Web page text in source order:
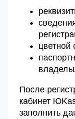
цветной
После
кабинет
заполнить